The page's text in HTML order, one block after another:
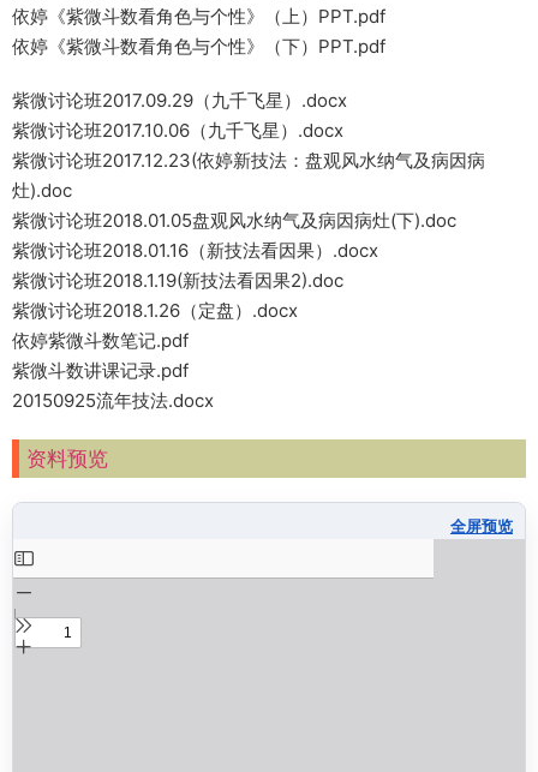
依婷《紫微斗数看角色与个性》（上）PPT.pdf
依婷《紫微斗数看角色与个性》（下）PPT.pdf
紫微讨论班2017.09.29（九千飞星）.docx
紫微讨论班2017.10.06（九千飞星）.docx
紫微讨论班2017.12.23(依婷新技法：盘观风水纳气及病因病
灶).doc
紫微讨论班2018.01.05盘观风水纳气及病因病灶(下).doc
紫微讨论班2018.01.16（新技法看因果）.docx
紫微讨论班2018.1.19(新技法看因果2).doc
紫微讨论班2018.1.26（定盘）.docx
依婷紫微斗数笔记.pdf
紫微斗数讲课记录.pdf
20150925流年技法.docx
资料预览
全屏预览